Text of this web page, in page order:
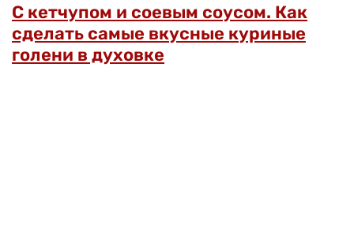
С кетчупом и соевым соусом. Как
сделать самые вкусные куриные
голени в духовке